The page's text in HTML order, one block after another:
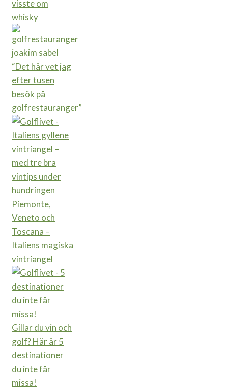
visste om
whisky
“Det här vet jag
efter tusen
besök på
golfrestauranger”
Piemonte,
Veneto och
Toscana –
Italiens magiska
vintriangel
Gillar du vin och
golf? Här är 5
destinationer
du inte får
missa!